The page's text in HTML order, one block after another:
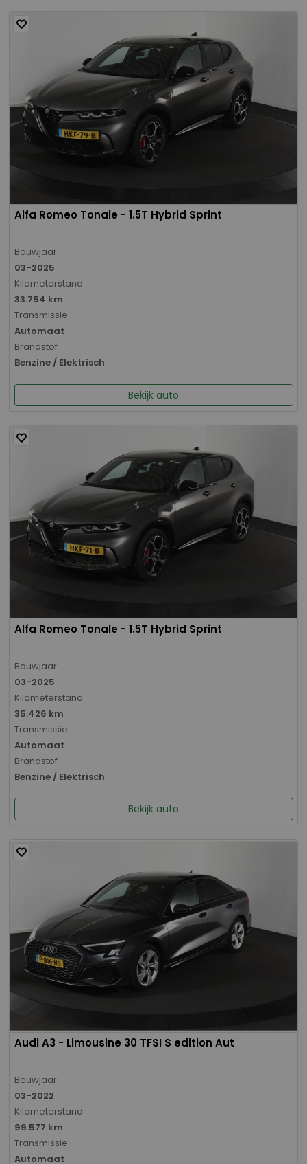
Alfa Romeo Tonale - 1.5T Hybrid Sprint
Bouwjaar
03-2025
Kilometerstand
33.754 km
Transmissie
Automaat
Brandstof
Benzine / Elektrisch
Bekijk auto
Alfa Romeo Tonale - 1.5T Hybrid Sprint
Bouwjaar
03-2025
Kilometerstand
35.426 km
Transmissie
Automaat
Brandstof
Benzine / Elektrisch
Bekijk auto
Audi A3 - Limousine 30 TFSI S edition Aut
Bouwjaar
03-2022
Kilometerstand
99.577 km
Transmissie
Automaat